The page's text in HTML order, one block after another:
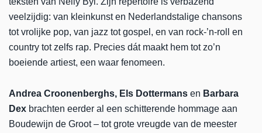
veelzijdig: van kleinkunst en Nederlandstalige chansons
tot vrolijke pop, van jazz tot gospel, en van rock-’n-roll en
country tot zelfs rap. Precies dát maakt hem tot zo’n
boeiende artiest, een waar fenomeen.
Andrea Croonenberghs, Els Dottermans en Barbara
Dex brachten eerder al een schitterende hommage aan
Boudewijn de Groot – tot grote vreugde van de meester